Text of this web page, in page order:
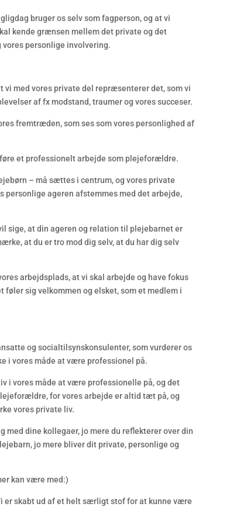
bruger os selv som fagperson, og at vi
kende grænsen mellem det private og det
personlige involvering.
med vores private del repræsenterer det, som vi
af fx modstand, traumer og vores succeser.
fremtræden, som ses som vores personlighed af
et professionelt arbejde som plejeforældre.
– må sættes i centrum, og vores private
personlige ageren afstemmes med det arbejde,
sige, at din ageren og relation til plejebarnet er
at du er tro mod dig selv, at du har dig selv
arbejdsplads, at vi skal arbejde og have fokus
sig velkommen og elsket, som et medlem i
og socialtilsynskonsulenter, som vurderer os
i vores måde at være professionel på.
i vores måde at være professionelle på, og det
for vores arbejde er altid tæt på, og
vores private liv.
med dine kollegaer, jo mere du reflekterer over din
jo mere bliver dit private, personlige og
kan være med:)
skabt ud af et helt særligt stof for at kunne være